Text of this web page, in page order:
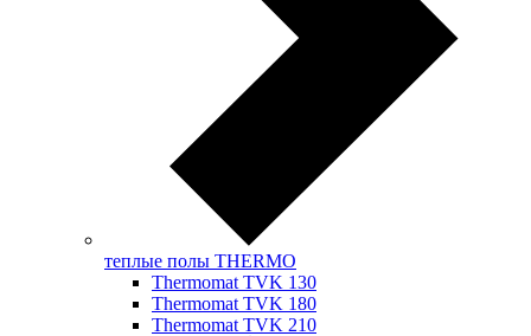
теплые полы THERMO
Thermomat TVK 130
Thermomat TVK 180
Thermomat TVK 210